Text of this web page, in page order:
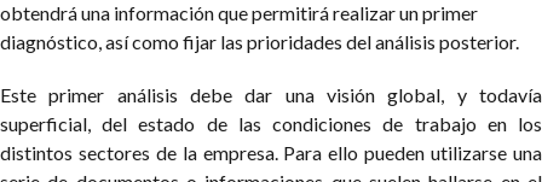
obtendrá una información que permitirá realizar un primer
diagnóstico, así como fijar las prioridades del análisis posterior.
Este primer análisis debe dar una visión global, y todavía
superficial, del estado de las condiciones de trabajo en los
distintos sectores de la empresa. Para ello pueden utilizarse una